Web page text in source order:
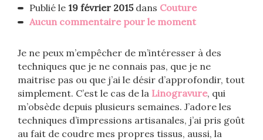
Publié le 19 février 2015dans Couture
Aucun commentaire pour le moment
Je ne peux m’empêcher de m’intéresser à des
techniques que je ne connais pas, que je ne
maitrise pas ou que j’ai le désir d’approfondir, tout
simplement. C’est le cas de la Linogravure, qui
m’obsède depuis plusieurs semaines. J’adore les
techniques d’impressions artisanales, j’ai pris goût
au fait de coudre mes propres tissus, aussi, la